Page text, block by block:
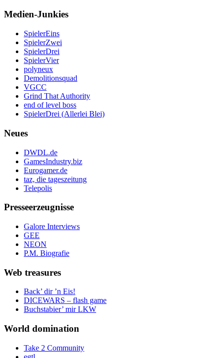
Medien-Junkies
SpielerEins
SpielerZwei
SpielerDrei
SpielerVier
polyneux
Demolitionsquad
VGCC
Grind That Authority
end of level boss
SpielerDrei (Allerlei Blei)
Neues
DWDL.de
GamesIndustry.biz
Eurogamer.de
taz, die tageszeitung
Telepolis
Presseerzeugnisse
Galore Interviews
GEE
NEON
P.M. Biografie
Web treasures
Back’ dir ’n Eis!
DICEWARS – flash game
Buchstabier’ mir LKW
World domination
Take 2 Community